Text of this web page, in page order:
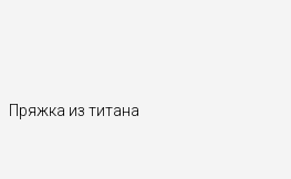
Пряжка из титана